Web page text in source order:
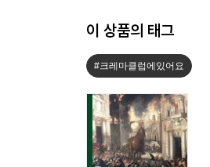
이 상품의 태그
#크레마클럽에있어요